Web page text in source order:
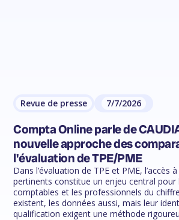
Revue de presse 7/7/2026
Compta Online parle de
nouvelle approche des
l'évaluation de TPE/PME
Dans l’évaluation de TPE et PME, l’accès
pertinents constitue un enjeu central pour
comptables et les professionnels du
existent, les données aussi, mais leur
qualification exigent une méthode